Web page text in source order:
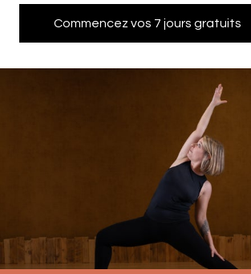
Commencez vos 7 jours gratuits